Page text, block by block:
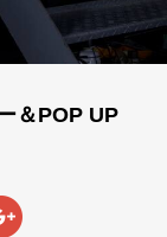
＆POP UP